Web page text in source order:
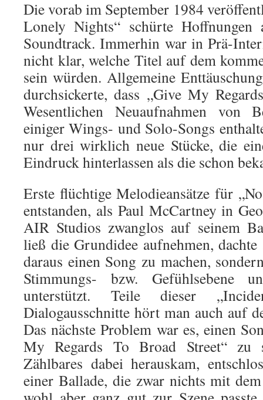
Die vorab im September 1984
Lonely Nights“ schürte Hoffnungen
Soundtrack. Immerhin war in Prä-
nicht klar, welche Titel auf dem
sein würden. Allgemeine
durchsickerte, dass „Give My
Wesentlichen Neuaufnahmen von
einiger Wings- und Solo-Songs
nur drei wirklich neue Stücke, die
Eindruck hinterlassen als die schon
Erste flüchtige Melodieansätze für
entstanden, als Paul McCartney in
AIR Studios zwanglos auf seinem
ließ die Grundidee aufnehmen,
daraus einen Song zu machen,
Stimmungs- bzw. Gefühlsebene
unterstützt. Teile dieser
Dialogausschnitte hört man auch auf
Das nächste Problem war es, einen
My Regards To Broad Street“ zu
Zählbares dabei herauskam,
einer Ballade, die zwar nichts mit